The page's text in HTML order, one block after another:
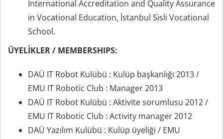
International Accreditation and Quality Assurance
in Vocational Education, İstanbul Sisli Vocational
School.
ÜYELİKLER / MEMBERSHIPS:
DAÜ IT Robot Kulübü : Kulüp başkanlığı 2013 /
EMU IT Robotic Club : Manager 2013
DAÜ IT Robot Kulübü : Aktivite sorumlusu 2012 /
EMU IT Robotic Club : Activity manager 2012
DAÜ Yazılım Kulübü : Kulüp üyeliği / EMU